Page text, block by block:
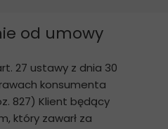
od umowy
27 ustawy z dnia 30
konsumenta
827) Klient będący
który zawarł za